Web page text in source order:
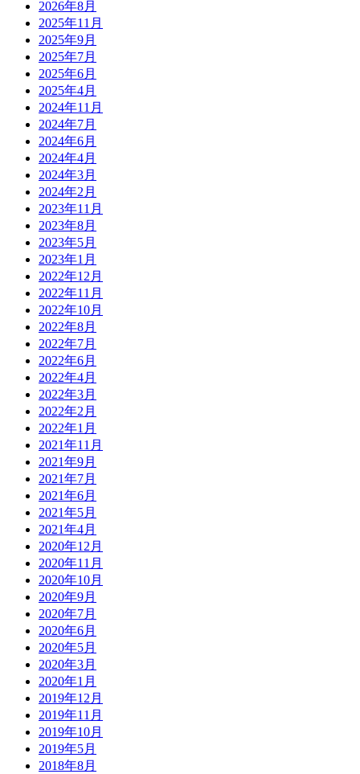
2026年8月
2025年11月
2025年9月
2025年7月
2025年6月
2025年4月
2024年11月
2024年7月
2024年6月
2024年4月
2024年3月
2024年2月
2023年11月
2023年8月
2023年5月
2023年1月
2022年12月
2022年11月
2022年10月
2022年8月
2022年7月
2022年6月
2022年4月
2022年3月
2022年2月
2022年1月
2021年11月
2021年9月
2021年7月
2021年6月
2021年5月
2021年4月
2020年12月
2020年11月
2020年10月
2020年9月
2020年7月
2020年6月
2020年5月
2020年3月
2020年1月
2019年12月
2019年11月
2019年10月
2019年5月
2018年8月